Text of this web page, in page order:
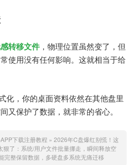
转移文件，物理位置虽然变了，但
使用没有任何影响。这就相当于给
化，你的桌面资料依然在其他盘里
又保护了数据，就非常的省心。
下载注册教程 » 2026年C盘爆红别慌！这
狠了：系统/用户文件批量挪走，瞬间释放空
完整保留数据，多硬盘多系统无痛迁移